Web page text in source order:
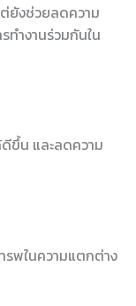
ยังช่วยลดความ
ทำงานร่วมกันใน
ดีขึ้น และลดความ
รพในความแตกต่าง